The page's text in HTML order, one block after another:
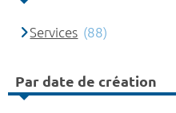
Services (88)
Par date de création